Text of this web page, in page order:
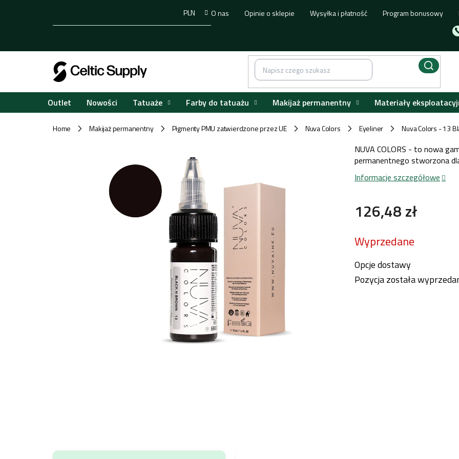
O nas Opinie o sklepie Wysyłka i płatność Program bonusowy
PLN
Outlet Nowości Tatuaże Farby do tatuażu Makijaż permanentny Materiały
Home / Makijaż permanentny / Pigmenty PMU zatwierdzone przez UE / Nuva Colors / Eyeliner / Nuva Colors - 13
126,48 zł
jednostkowa:
Wyprzedane
Opcje dostawy
Pozycja została
NUVA COLORS - to nowa
permanentnego stworzona
Informacje szczegółowe